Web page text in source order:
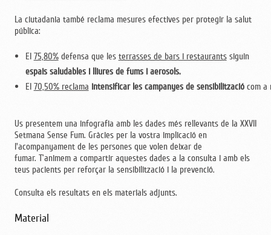
La ciutadania també reclama mesures efectives per protegir la salut
pública:
El 75,80%defensa que les terrasses de bars i restaurantssiguin
espais saludables i lliures de fums i aerosols.
El 70,50% reclama intensificar les campanyes de sensibilitzaciócom a
Us presentem una infografia amb les dades més rellevants de la XXVII
Setmana Sense Fum. Gràcies per la vostra implicació en
l'acompanyament de les persones que volen deixar de
fumar. T’animem a compartir aquestes dades a la consulta i amb els
teus pacients per reforçar la sensibilització i la prevenció.
Consulta els resultats en els materials adjunts.
Material